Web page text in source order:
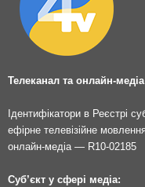
Телеканал та онлайн-
Ідентифікатори в Реєстрі
ефірне телевізійне
онлайн-медіа — R10-02185
Суб’єкт у сфері медіа: